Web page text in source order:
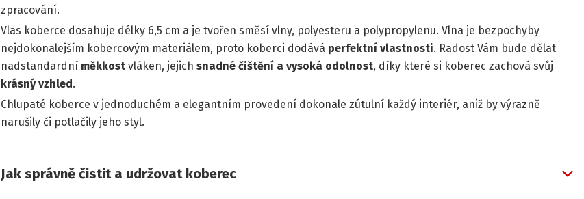
zpracování.
Vlas koberce dosahuje délky 6,5 cm a je tvořen směsí vlny, polyesteru a polypropylenu. Vlna je bezpochyby
nejdokonalejším kobercovým materiálem, proto koberci dodává perfektní vlastnosti. Radost Vám bude dělat
nadstandardní měkkost vláken, jejich snadné čištění a vysoká odolnost, díky které si koberec zachová svůj
krásný vzhled.
Chlupaté koberce v jednoduchém a elegantním provedení dokonale zútulní každý interiér, aniž by výrazně
narušily či potlačily jeho styl.
Jak správně čistit a udržovat koberec